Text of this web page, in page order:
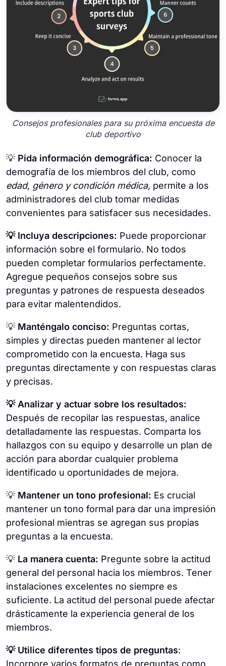
Consejos profesionales para su próxima encuesta de
club deportivo
💡 Pida información demográfica: Conocer la
demografía de los miembros del club, como
edad, género y condición médica, permite a los
administradores del club tomar medidas
convenientes para satisfacer sus necesidades.
💡 Incluya descripciones: Puede proporcionar
información sobre el formulario. No todos
pueden completar formularios perfectamente.
Agregue pequeños consejos sobre sus
preguntas y patrones de respuesta deseados
para evitar malentendidos.
💡 Manténgalo conciso: Preguntas cortas,
simples y directas pueden mantener al lector
comprometido con la encuesta. Haga sus
preguntas directamente y con respuestas claras
y precisas.
💡 Analizar y actuar sobre los resultados:
Después de recopilar las respuestas, analice
detalladamente las respuestas. Comparta los
hallazgos con su equipo y desarrolle un plan de
acción para abordar cualquier problema
identificado u oportunidades de mejora.
💡 Mantener un tono profesional: Es crucial
mantener un tono formal para dar una impresión
profesional mientras se agregan sus propias
preguntas a la encuesta.
💡 La manera cuenta: Pregunte sobre la actitud
general del personal hacia los miembros. Tener
instalaciones excelentes no siempre es
suficiente. La actitud del personal puede afectar
drásticamente la experiencia general de los
miembros.
💡 Utilice diferentes tipos de preguntas:
Incorpore varios formatos de preguntas como